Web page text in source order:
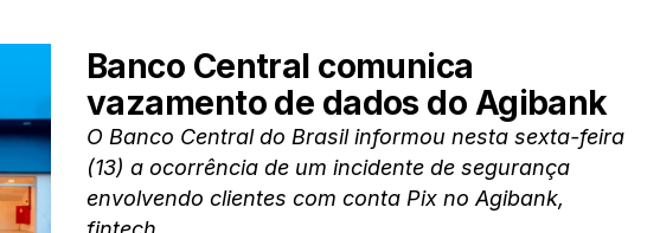
Banco Central comunica
vazamento de dados do Agibank
O Banco Central do Brasil informou nesta sexta-feira
(13) a ocorrência de um incidente de segurança
envolvendo clientes com conta Pix no Agibank,